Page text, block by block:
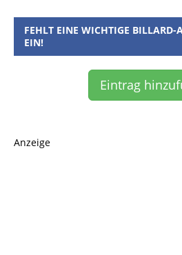
FEHLT EINE WICHTIGE BILLARD-
EIN!
Eintrag
Anzeige